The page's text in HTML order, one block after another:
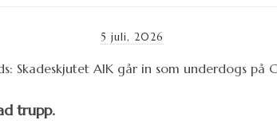
5 juli, 2026
trupp.